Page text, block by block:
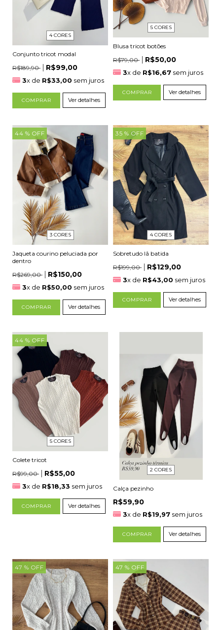
4 CORES
Conjunto tricot modal
R$189,90
R$99,00
3x de R$33,00 sem juros
COMPRAR Ver detalhes
5 CORES
Blusa tricot botões
R$79,00
R$50,00
3x de R$16,67 sem juros
COMPRAR Ver detalhes
44 % OFF
3 CORES
Jaqueta courino peluciada por
dentro
R$269,00
R$150,00
3x de R$50,00 sem juros
COMPRAR Ver detalhes
35 % OFF
4 CORES
Sobretudo lã batida
R$199,00
R$129,00
3x de R$43,00 sem juros
COMPRAR Ver detalhes
44 % OFF
5 CORES
Colete tricot
R$99,00
R$55,00
3x de R$18,33 sem juros
COMPRAR Ver detalhes
2 CORES
Calça pezinho
R$59,90
3x de R$19,97 sem juros
COMPRAR Ver detalhes
47 % OFF 47 % OFF